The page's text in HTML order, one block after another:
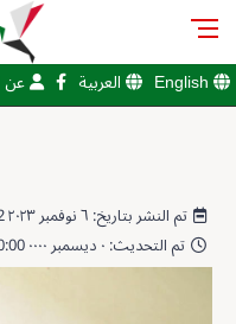
English العربية عن
تم النشر بتاريخ: ٦ نوفمبر ٢٠٢٣ 07:55:42
تم التحديث: ٠ ديسمبر ٠٠٠٠ 00:00:00